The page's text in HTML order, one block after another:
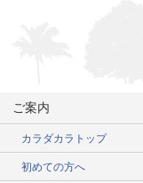
ご案内
カラダカラトップ
初めての方へ